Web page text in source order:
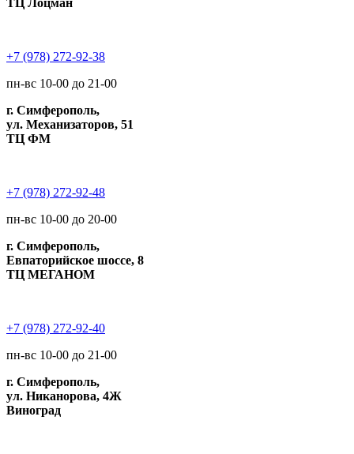
+7 (978) 272-92-38
пн-вс 10-00 до 21-00
г. Симферополь,
ул. Механизаторов, 51
ТЦ ФМ
+7 (978) 272-92-48
пн-вс 10-00 до 20-00
г. Симферополь,
Евпаторийское шоссе, 8
ТЦ МЕГАНОМ
+7 (978) 272-92-40
пн-вс 10-00 до 21-00
г. Симферополь,
ул. Никанорова, 4Ж
Виноград